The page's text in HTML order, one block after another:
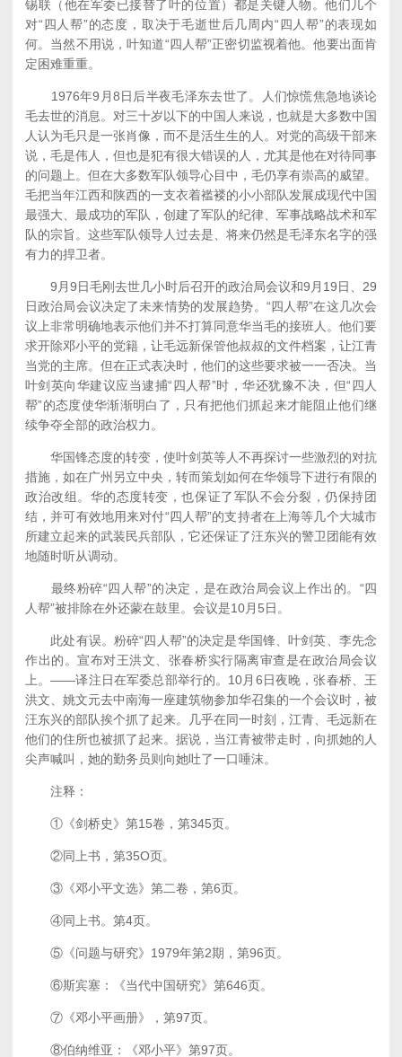
锡联（他在军委已接替了叶的位置）都是关键人物。他们几个
对“四人帮”的态度，取决于毛逝世后几周内“四人帮”的表现如
何。当然不用说，叶知道“四人帮”正密切监视着他。他要出面肯
定困难重重。
1976年9月8日后半夜毛泽东去世了。人们惊慌焦急地谈论
毛去世的消息。对三十岁以下的中国人来说，也就是大多数中国
人认为毛只是一张肖像，而不是活生生的人。对党的高级干部来
说，毛是伟人，但也是犯有很大错误的人，尤其是他在对待同事
的问题上。但在大多数军队领导心目中，毛仍享有崇高的威望。
毛把当年江西和陕西的一支衣着褴褛的小小部队发展成现代中国
最强大、最成功的军队，创建了军队的纪律、军事战略战术和军
队的宗旨。这些军队领导人过去是、将来仍然是毛泽东名字的强
有力的捍卫者。
9月9日毛刚去世几小时后召开的政治局会议和9月19日、29
日政治局会议决定了未来情势的发展趋势。“四人帮”在这几次会
议上非常明确地表示他们并不打算同意华当毛的接班人。他们要
求开除邓小平的党籍，让毛远新保管他叔叔的文件档案，让江青
当党的主席。但在正式表决时，他们的这些要求被一一否决。当
叶剑英向华建议应当逮捕“四人帮”时，华还犹豫不决，但“四人
帮”的态度使华渐渐明白了，只有把他们抓起来才能阻止他们继
续争夺全部的政治权力。
华国锋态度的转变，使叶剑英等人不再探讨一些激烈的对抗
措施，如在广州另立中央，转而策划如何在华领导下进行有限的
政治改组。华的态度转变，也保证了军队不会分裂，仍保持团
结，并可有效地用来对付“四人帮”的支持者在上海等几个大城市
所建立起来的武装民兵部队，它还保证了汪东兴的警卫团能有效
地随时听从调动。
最终粉碎“四人帮”的决定，是在政治局会议上作出的。“四
人帮”被排除在外还蒙在鼓里。会议是10月5日。
此处有误。粉碎“四人帮”的决定是华国锋、叶剑英、李先念
作出的。宣布对王洪文、张春桥实行隔离审查是在政治局会议
上。——译注日在军委总部举行的。10月6日夜晚，张春桥、王
洪文、姚文元去中南海一座建筑物参加华召集的一个会议时，被
汪东兴的部队挨个抓了起来。几乎在同一时刻，江青、毛远新在
他们的住所也被抓了起来。据说，当江青被带走时，向抓她的人
尖声喊叫，她的勤务员则向她吐了一口唾沫。
注释：
①《剑桥史》第15卷，第345页。
②同上书，第35O页。
③《邓小平文选》第二卷，第6页。
④同上书。第4页。
⑤《问题与研究》1979年第2期，第96页。
⑥斯宾塞：《当代中国研究》第646页。
⑦《邓小平画册》，第97页。
⑧伯纳维亚：《邓小平》第97页。